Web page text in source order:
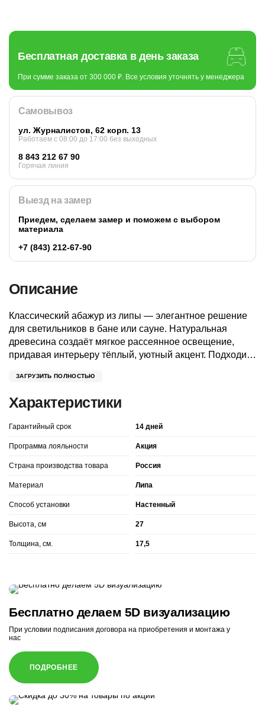
Бесплатная доставка в день заказа
При сумме заказа от 300 000 ₽. Все условия уточнять у менеджера
Самовывоз
ул. Журналистов, 62 корп. 13
Работаем c 08:00 до 17:00 без выходных
8 843 212 67 90
Горячая линия
Выезд на замер
Приедем, сделаем замер и поможем с выбором
материала
+7 (843) 212-67-90
Описание
Классический абажур из липы — элегантное решение
для светильников в бане или сауне. Натуральная
древесина создаёт мягкое рассеянное освещение,
придавая интерьеру тёплый, уютный акцент. Подходит
влаге и перепадам температур. Отличное качество
ЗАГРУЗИТЬ ПОЛНОСТЬЮ
Характеристики
Гарантийный срок 14 дней
Программа лояльности Акция
Страна производства товара Россия
Материал Липа
Способ установки Настенный
Высота, см 27
Толщина, см. 17,5
Бесплатно делаем 5D визуализацию
При условии подписания договора на приобретения и монтажа у
нас
ПОДРОБНЕЕ